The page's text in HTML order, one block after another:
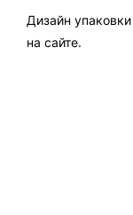
Дизайн
на сайте.